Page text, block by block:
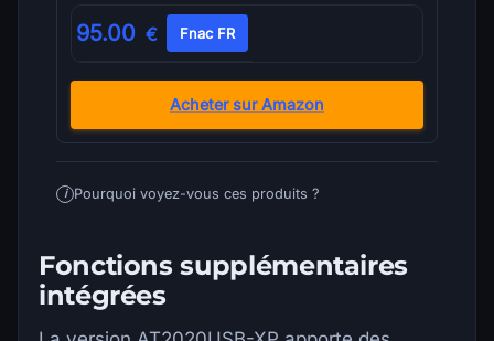
95.00 € Fnac FR
Acheter sur Amazon
i Pourquoi voyez-vous ces produits ?
Fonctions supplémentaires
intégrées